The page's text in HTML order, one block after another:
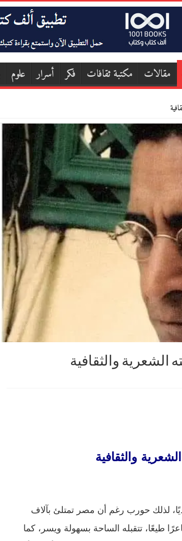
مقالات مكتبة ثقافات فكر أسرار علوم
الشعرية والثقافية
والثقافية
لذلك حورب رغم أن مصر تمتلئ بآلاف
طيعًا، تتقبله الساحة بسهولة ويسر، كما